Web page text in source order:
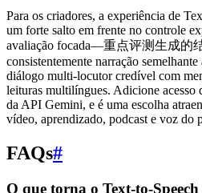
Para os criadores, a experiência de
um forte salto em frente no controle
avaliação focada—重点评测生成的
consistentemente narração
diálogo multi-locutor credível com
leituras multilíngues. Adicione acesso
da API Gemini, e é uma escolha
vídeo, aprendizado, podcast e voz do
FAQs#
O que torna o Text-to-